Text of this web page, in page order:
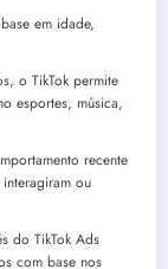
em idade,
o TikTok permite
esportes, música,
recente
ou
do TikTok Ads
com base nos